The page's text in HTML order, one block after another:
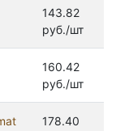
143.82
руб./шт
160.42
руб./шт
178.40